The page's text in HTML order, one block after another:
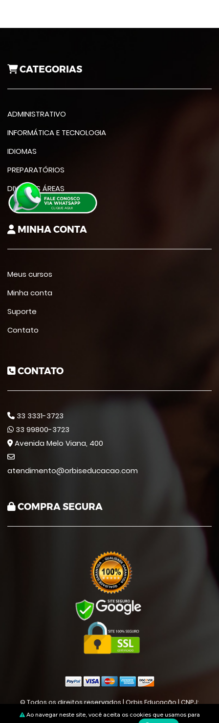
Ao navegar neste site, você aceita os cookies que usamos para
CATEGORIAS
ADMINISTRATIVO
INFORMÁTICA E TECNOLOGIA
IDIOMAS
PREPARATÓRIOS
DIVERSAS ÁREAS
MINHA CONTA
Meus cursos
Minha conta
Suporte
Contato
CONTATO
33 3331-3723
33 99800-3723
Avenida Melo Viana, 400
atendimento@orbiseducacao.com
COMPRA SEGURA
© Todos os direitos reservados | Orbis Educação | CNPJ:
22349678000117